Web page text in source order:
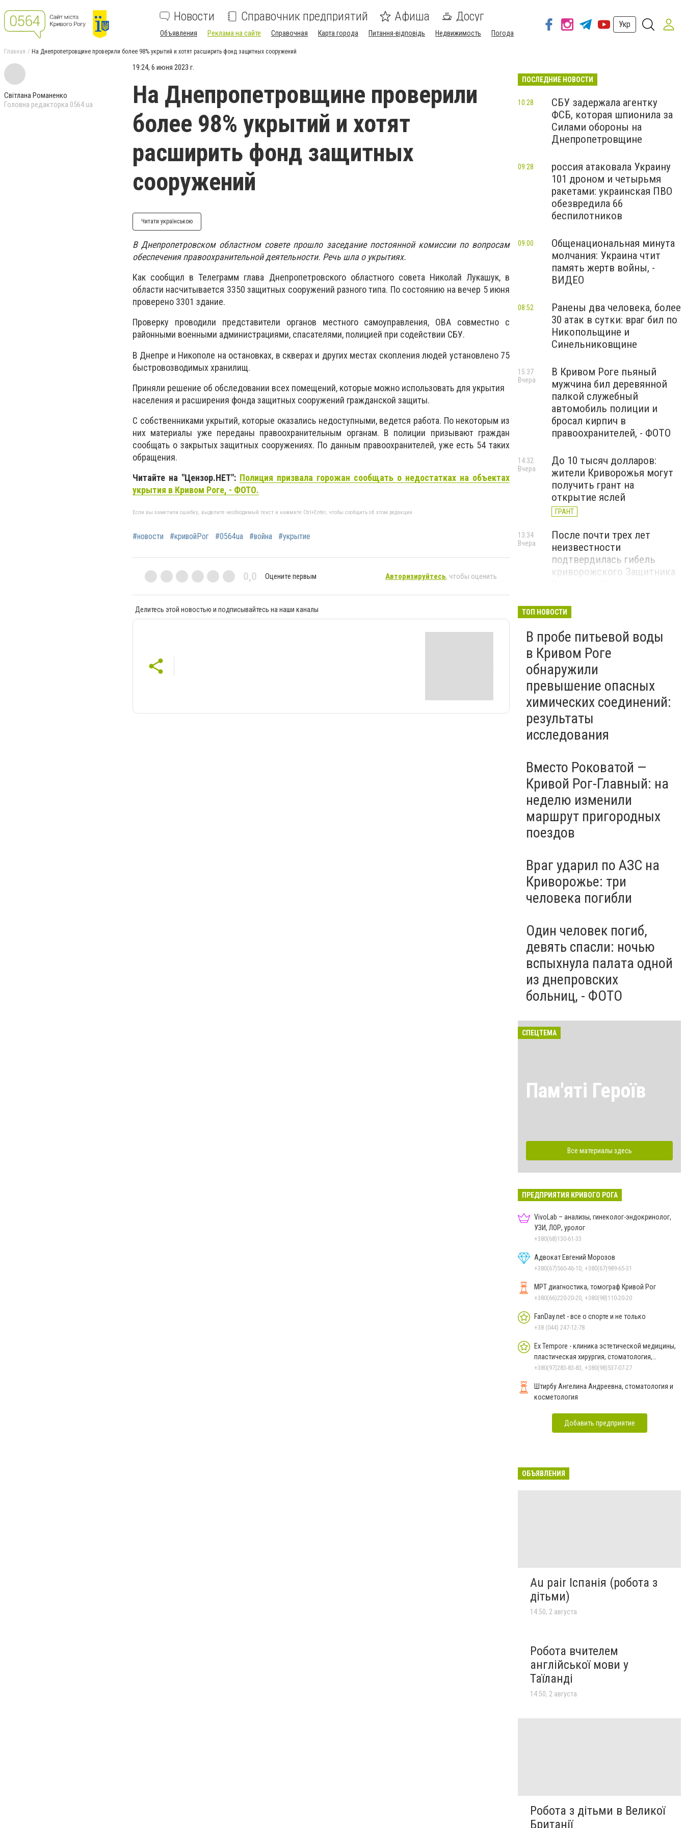
Новости Справочник предприятий Афиша Досуг
Объявления Реклама на сайте Справочная Карта города Питання-відповідь Недвижимость Погода
Укр
Главная На Днепропетровщине проверили более 98% укрытий и хотят расширить фонд защитных сооружений
Світлана Романенко
Головна редакторка 0564.ua
19:24, 6 июня 2023 г.
На Днепропетровщине проверили
более 98% укрытий и хотят
расширить фонд защитных
сооружений
Читати українською
В Днепропетровском областном совете прошло заседание постоянной комиссии по вопросам
обеспечения правоохранительной деятельности. Речь шла о укрытиях.
Как сообщил в Телеграмм глава Днепропетровского областного совета Николай Лукашук, в
области насчитывается 3350 защитных сооружений разного типа. По состоянию на вечер 5 июня
проверено 3301 здание.
Проверку проводили представители органов местного самоуправления, ОВА совместно с
районными военными администрациями, спасателями, полицией при содействии СБУ.
В Днепре и Никополе на остановках, в скверах и других местах скопления людей установлено 75
быстровозводимых хранилищ.
Приняли решение об обследовании всех помещений, которые можно использовать для укрытия
населения и расширения фонда защитных сооружений гражданской защиты.
С собственниками укрытий, которые оказались недоступными, ведется работа. По некоторым из
них материалы уже переданы правоохранительным органам. В полиции призывают граждан
сообщать о закрытых защитных сооружениях. По данным правоохранителей, уже есть 54 таких
обращения.
Читайте на "Цензор.НЕТ": Полиция призвала горожан сообщать о недостатках на объектах
укрытия в Кривом Роге, - ФОТО.
Если вы заметили ошибку, выделите необходимый текст и нажмите Ctrl+Enter, чтобы сообщить об этом редакции
#новости #кривойРог #0564ua #война #укрытие
0,0 Оцените первым Авторизируйтесь, чтобы оценить
Делитесь этой новостью и подписывайтесь на наши каналы
ПОСЛЕДНИЕ НОВОСТИ
СБУ задержала агентку
ФСБ, которая шпионила за
Силами обороны на
Днепропетровщине
10:28
россия атаковала Украину
101 дроном и четырьмя
ракетами: украинская ПВО
обезвредила 66
беспилотников
09:28
Общенациональная минута
молчания: Украина чтит
память жертв войны, -
ВИДЕО
09:00
Ранены два человека, более
30 атак в сутки: враг бил по
Никопольщине и
Синельниковщине
08:52
В Кривом Роге пьяный
мужчина бил деревянной
палкой служебный
автомобиль полиции и
бросал кирпич в
правоохранителей, - ФОТО
15:37
Вчера
До 10 тысяч долларов:
жители Криворожья могут
получить грант на
открытие яслей
ГРАНТ
14:32
Вчера
После почти трех лет
неизвестности
подтвердилась гибель
криворожского Защитника
13:34
Вчера
В Кривом Роге ищут
которое находится на
балансе театра кукол:
стартовая цена - 268 грн в
месяц, - ФОТО
12:36
Вчера
ТОП НОВОСТИ
В пробе питьевой воды
в Кривом Роге
обнаружили
превышение опасных
химических соединений:
результаты
исследования
Вместо Роковатой —
Кривой Рог-Главный: на
неделю изменили
маршрут пригородных
поездов
Враг ударил по АЗС на
Криворожье: три
человека погибли
Один человек погиб,
девять спасли: ночью
вспыхнула палата одной
из днепровских
больниц, - ФОТО
СПЕЦТЕМА
Пам'яті Героїв
Все материалы здесь
ПРЕДПРИЯТИЯ КРИВОГО РОГА
VivoLab – анализы, гинеколог-эндокринолог,
УЗИ, ЛОР, уролог
+380(68)130-61-33
Адвокат Евгений Морозов
+380(67)560-46-10, +380(67)989-65-31
МРТ диагностика, томограф Кривой Рог
+380(66)220-20-20, +380(98)110-20-20
FanDay.net - все о спорте и не только
+38 (044) 247-12-78
Ex Tempore - клиника эстетической медицины,
пластическая хирургия, стоматология,
косметология
+380(97)283-83-83, +380(98)537-07-27
Штирбу Ангелина Андреевна, стоматология и
косметология
Добавить предприятие
ОБЪЯВЛЕНИЯ
Au pair Іспанія (робота з
дітьми)
14:50, 2 августа
Робота вчителем
англійської мови у
Таїланді
14:50, 2 августа
Робота з дітьми в Великої
Британії